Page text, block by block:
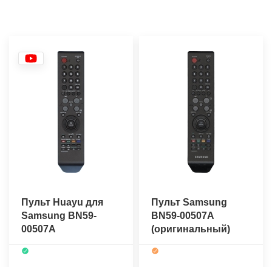
Пульт Huayu для
Samsung BN59-
00507A
Пульт Samsung
BN59-00507A
(оригинальный)